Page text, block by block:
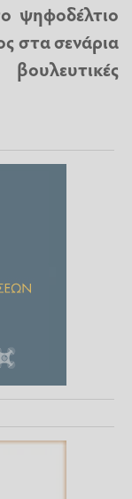
ψηφοδέλτιο
στα σενάρια